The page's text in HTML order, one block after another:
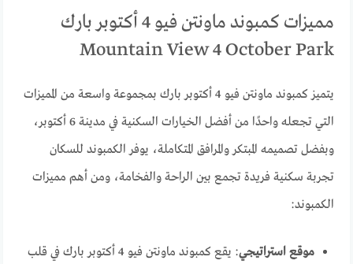
مميزات كمبوند ماونتن فيو 4 أكتوبر بارك
Mountain View 4 October Park
يتميز كمبوند ماونتن فيو 4 أكتوبر بارك بمجموعة واسعة من المميزات
التي تجعله واحدًا من أفضل الخيارات السكنية في مدينة 6 أكتوبر،
وبفضل تصميمه المبتكر والمرافق المتكاملة، يوفر الكمبوند للسكان
تجربة سكنية فريدة تجمع بين الراحة والفخامة، ومن أهم مميزات
الكمبوند:
موقع استراتيجي
: يقع كمبوند ماونتن فيو 4 أكتوبر بارك في قلب